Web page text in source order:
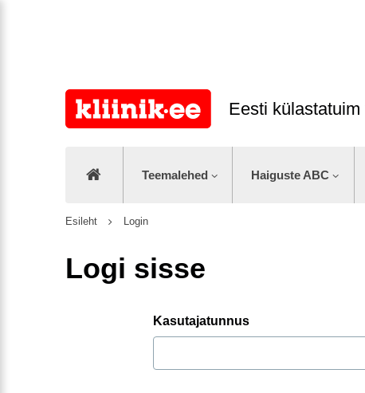
Eesti
Teemalehed Haiguste ABC
Esileht Login
Logi sisse
Kasutajatunnus